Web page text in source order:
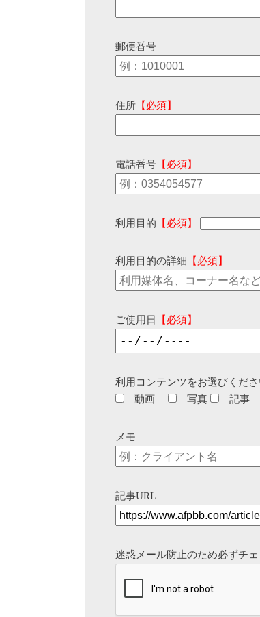
郵便番号
住所 【必須】
電話番号 【必須】
利用目的 【必須】
利用目的の詳細 【必須】
ご使用日 【必須】
利用コンテンツをお選びくださ
動画
写真 記事
メモ
記事URL
迷惑メール防止のため必ずチ